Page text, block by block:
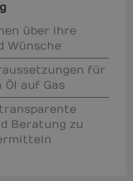
über Ihre
Wünsche
für
auf Gas
Beratung zu